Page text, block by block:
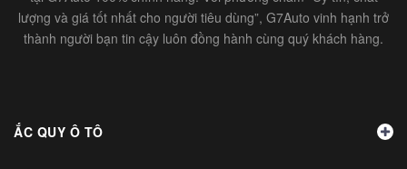
lượng và giá tốt nhất cho người tiêu dùng”, G7Auto vinh hạnh trở
thành người bạn tin cậy luôn đồng hành cùng quý khách hàng.
ẮC QUY Ô TÔ